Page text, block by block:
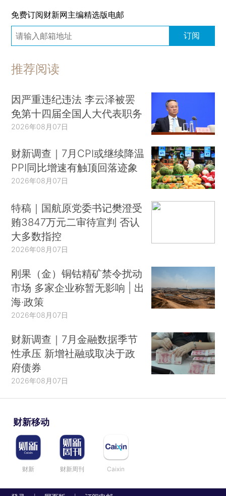
免费订阅财新网主编精选版电邮
订阅
推荐阅读
因严重违纪违法 李云泽被罢
免第十四届全国人大代表职务
2026年08月07日
财新调查｜7月CPI或继续降温
PPI同比增速有触顶回落迹象
2026年08月07日
特稿｜国航原党委书记樊澄受
贿3847万元二审待宣判 否认
大多数指控
2026年08月07日
刚果（金）铜钴精矿禁令扰动
市场 多家企业称暂无影响 | 出
海·政策
2026年08月07日
财新调查｜7月金融数据季节
性承压 新增社融或取决于政
府债券
2026年08月07日
财新移动
财新 财新周刊 Caixin